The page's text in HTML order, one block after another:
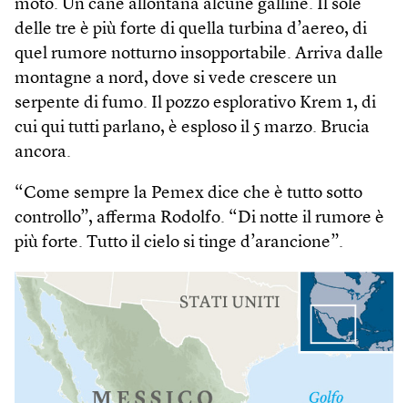
moto. Un cane allontana alcune galline. Il sole
delle tre è più forte di quella turbina d’aereo, di
quel rumore notturno insopportabile. Arriva dalle
montagne a nord, dove si vede crescere un
serpente di fumo. Il pozzo esplorativo Krem 1, di
cui qui tutti parlano, è esploso il 5 marzo. Brucia
ancora.
“Come sempre la Pemex dice che è tutto sotto
controllo”, afferma Rodolfo. “Di notte il rumore è
più forte. Tutto il cielo si tinge d’arancione”.